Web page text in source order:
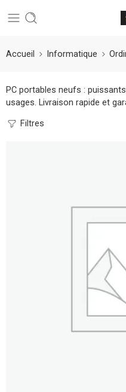
Accueil Informatique
PC portables neufs :
usages. Livraison rapide et
Filtres